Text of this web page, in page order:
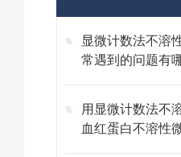
显微计数法不溶
常遇到的问题有
用显微计数法不
血红蛋白不溶性